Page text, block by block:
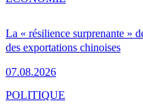
La « résilience surprenante »
des exportations chinoises
07.08.2026
POLITIQUE